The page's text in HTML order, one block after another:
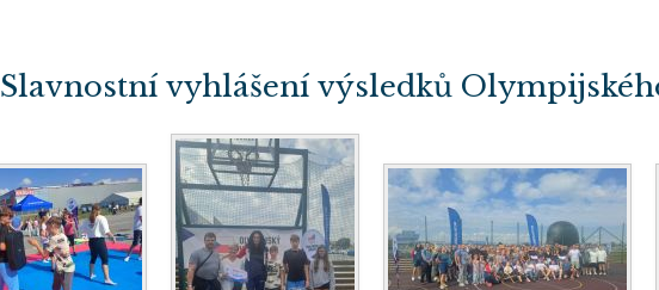
Slavnostní vyhlášení výsledků